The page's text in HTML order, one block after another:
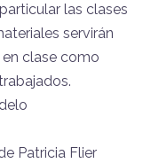
las clases
servirán
clase como
Patricia Flier